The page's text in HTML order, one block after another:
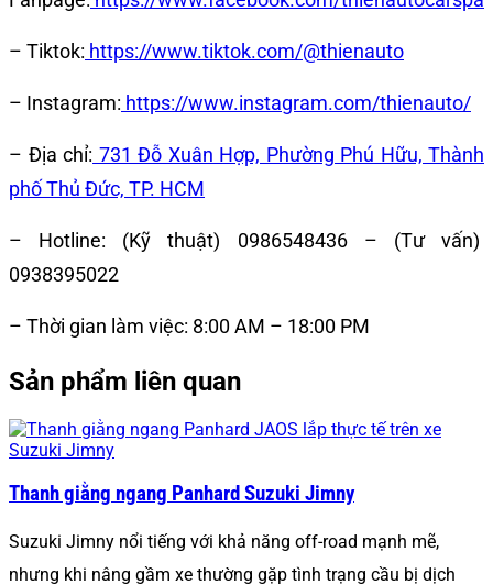
– Tiktok: https://www.tiktok.com/@thienauto
– Instagram: https://www.instagram.com/thienauto/
– Địa chỉ: 731 Đỗ Xuân Hợp, Phường Phú Hữu, Thành
phố Thủ Đức, TP. HCM
– Hotline: (Kỹ thuật) 0986548436 – (Tư vấn)
0938395022
– Thời gian làm việc: 8:00 AM – 18:00 PM
Sản phẩm liên quan
Thanh giằng ngang Panhard Suzuki Jimny
Suzuki Jimny nổi tiếng với khả năng off-road mạnh mẽ,
nhưng khi nâng gầm xe thường gặp tình trạng cầu bị dịch